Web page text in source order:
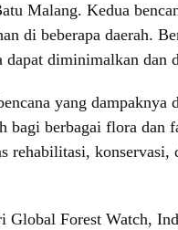
Malang. Kedua
di beberapa daerah.
diminimalkan dan
yang dampaknya
bagi berbagai flora dan
rehabilitasi, konservasi,
Forest Watch,